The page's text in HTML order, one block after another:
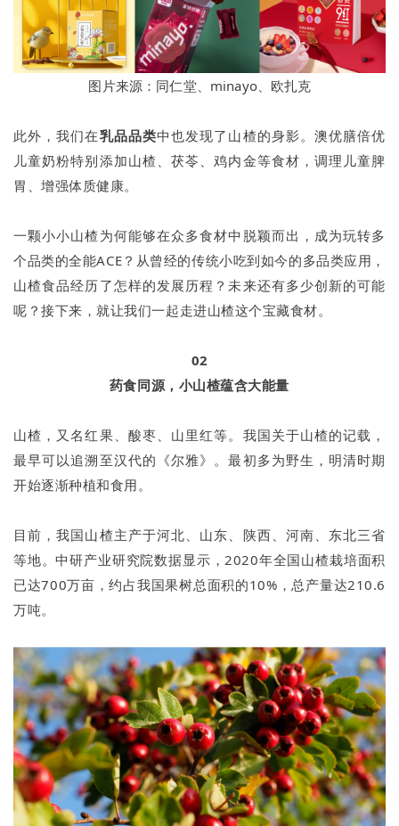
图片来源：同仁堂、minayo、欧扎克
此外，我们在乳品品类中也发现了山楂的身影。澳优膳倍优
儿童奶粉特别添加山楂、茯苓、鸡内金等食材，调理儿童脾
胃、增强体质健康。
一颗小小山楂为何能够在众多食材中脱颖而出，成为玩转多
个品类的全能ACE？从曾经的传统小吃到如今的多品类应用，
山楂食品经历了怎样的发展历程？未来还有多少创新的可能
呢？接下来，就让我们一起走进山楂这个宝藏食材。
02
药食同源，小山楂蕴含大能量
山楂，又名红果、酸枣、山里红等。我国关于山楂的记载，
最早可以追溯至汉代的《尔雅》。最初多为野生，明清时期
开始逐渐种植和食用。
目前，我国山楂主产于河北、山东、陕西、河南、东北三省
等地。中研产业研究院数据显示，2020年全国山楂栽培面积
已达700万亩，约占我国果树总面积的10%，总产量达210.6
万吨。